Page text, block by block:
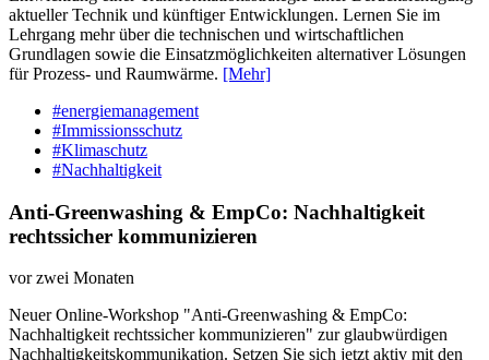
aktueller Technik und künftiger Entwicklungen. Lernen Sie im
Lehrgang mehr über die technischen und wirtschaftlichen
Grundlagen sowie die Einsatzmöglichkeiten alternativer Lösungen
für Prozess- und Raumwärme. [Mehr]
#energiemanagement
#Immissionsschutz
#Klimaschutz
#Nachhaltigkeit
Anti-Greenwashing & EmpCo: Nachhaltigkeit
rechtssicher kommunizieren
vor zwei Monaten
Neuer Online-Workshop "Anti-Greenwashing & EmpCo:
Nachhaltigkeit rechtssicher kommunizieren" zur glaubwürdigen
Nachhaltigkeitskommunikation. Setzen Sie sich jetzt aktiv mit den